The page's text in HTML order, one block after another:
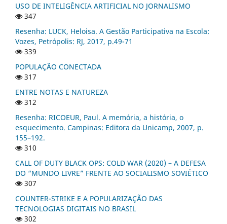
USO DE INTELIGÊNCIA ARTIFICIAL NO JORNALISMO
347
Resenha: LUCK, Heloisa. A Gestão Participativa na Escola:
Vozes, Petrópolis: RJ, 2017, p.49-71
339
POPULAÇÃO CONECTADA
317
ENTRE NOTAS E NATUREZA
312
Resenha: RICOEUR, Paul. A memória, a história, o
esquecimento. Campinas: Editora da Unicamp, 2007, p.
155–192.
310
CALL OF DUTY BLACK OPS: COLD WAR (2020) – A DEFESA
DO “MUNDO LIVRE” FRENTE AO SOCIALISMO SOVIÉTICO
307
COUNTER-STRIKE E A POPULARIZAÇÃO DAS
TECNOLOGIAS DIGITAIS NO BRASIL
302